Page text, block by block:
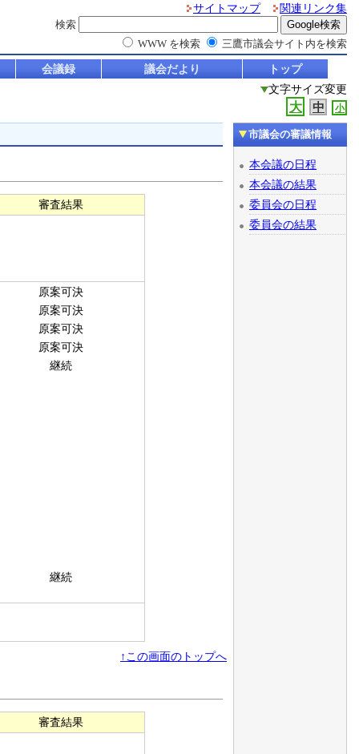
サイトマップ
関連リンク集
検索
WWW を検索
三鷹市議会サイト内を検索
会議録 議会だより
トップ
文字サイズ変更
大 中 小
審査結果
原案可決
原案可決
原案可決
原案可決
継続
継続
↑この画面のトップへ
審査結果
市議会の審議情報
本会議の日程
本会議の結果
委員会の日程
委員会の結果